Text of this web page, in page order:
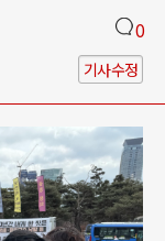
0
기사수정